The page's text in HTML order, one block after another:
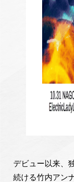
デビュー以来、
続ける竹内アン